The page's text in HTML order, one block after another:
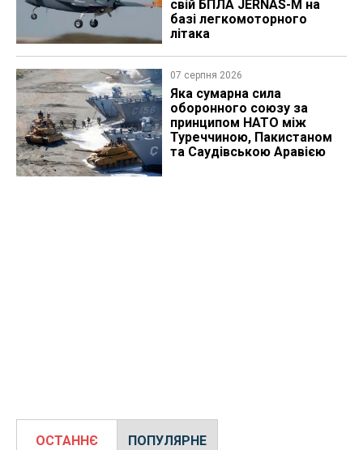
свій БПЛА JERNAS-M на
базі легкомоторного
літака
07 серпня 2026
Яка сумарна сила
оборонного союзу за
принципом НАТО між
Туреччиною, Пакистаном
та Саудівською Аравією
ОСТАННЄ ПОПУЛЯРНЕ